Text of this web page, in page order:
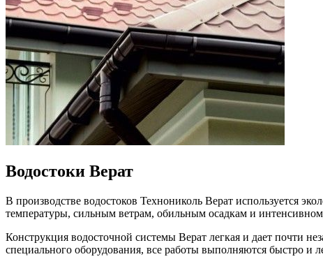
Водостоки Верат
В производстве водостоков Технониколь Верат используется
температуры, сильным ветрам, обильным осадкам и
Конструкция водосточной системы Верат легкая и дает почти
специального оборудования, все работы выполняются быстро и